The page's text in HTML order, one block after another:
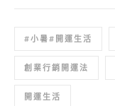
#小暑#開運生活
創業行銷開運法
開運生活